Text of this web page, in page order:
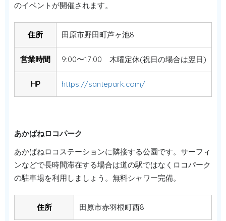
のイベントが開催されます。
住所 田原市野田町芦ヶ池8
営業時間 9:00〜17:00 木曜定休(祝日の場合は翌日)
HP https://santepark.com/
あかばねロコパーク
あかばねロコステーションに隣接する公園です。サーフィ
ンなどで長時間滞在する場合は道の駅ではなくロコパーク
の駐車場を利用しましょう。無料シャワー完備。
住所 田原市赤羽根町西8